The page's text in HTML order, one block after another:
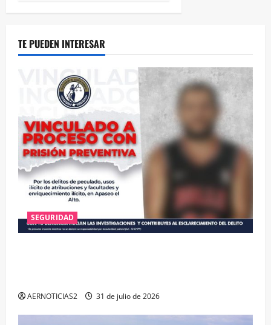
TE PUEDEN INTERESAR
SEGURIDAD
AERNOTICIAS2 31 de julio de 2026